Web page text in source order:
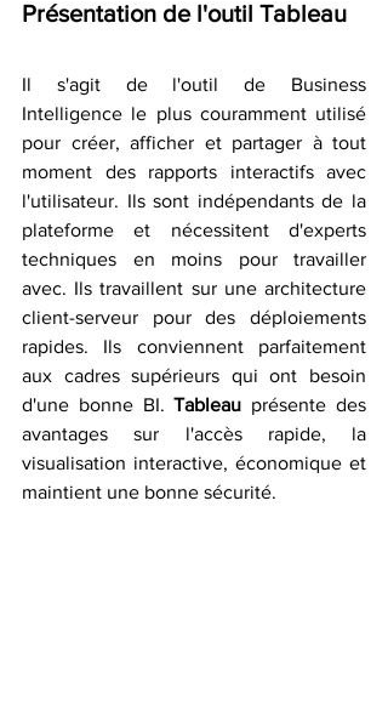
Présentation de l'outil Tableau
Il s'agit de l'outil de Business
Intelligence le plus couramment utilisé
pour créer, afficher et partager à tout
moment des rapports interactifs avec
l'utilisateur. Ils sont indépendants de la
plateforme et nécessitent d'experts
techniques en moins pour travailler
avec. Ils travaillent sur une architecture
client-serveur pour des déploiements
rapides. Ils conviennent parfaitement
aux cadres supérieurs qui ont besoin
d'une bonne BI. Tableau présente des
avantages sur l'accès rapide, la
visualisation interactive, économique et
maintient une bonne sécurité.